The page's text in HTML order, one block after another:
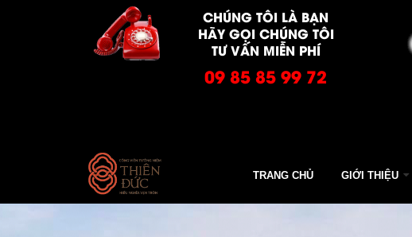
CHÚNG TÔI LÀ BẠN
HÃY GỌI CHÚNG TÔI
TƯ VẤN MIỄN PHÍ
09 85 85 99 72
TRANG CHỦ GIỚI THIỆU